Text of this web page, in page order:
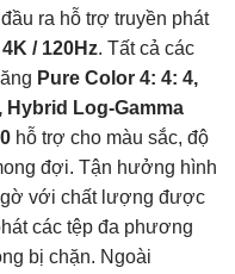
ra hỗ trợ truyền phát
/ 120Hz. Tất cả các
Pure Color 4: 4: 4,
Hybrid Log-Gamma
hỗ trợ cho màu sắc, độ
đợi. Tận hưởng hình
với chất lượng được
các tệp đa phương
bị chặn. Ngoài